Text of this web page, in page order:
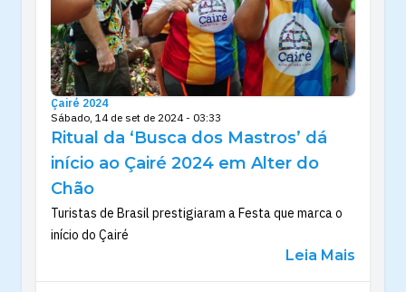
Çairé 2024
Sábado, 14 de set de 2024 - 03:33
Ritual da ‘Busca dos Mastros’ dá
início ao Çairé 2024 em Alter do
Chão
Turistas de Brasil prestigiaram a Festa que marca o
início do Çairé
Leia Mais